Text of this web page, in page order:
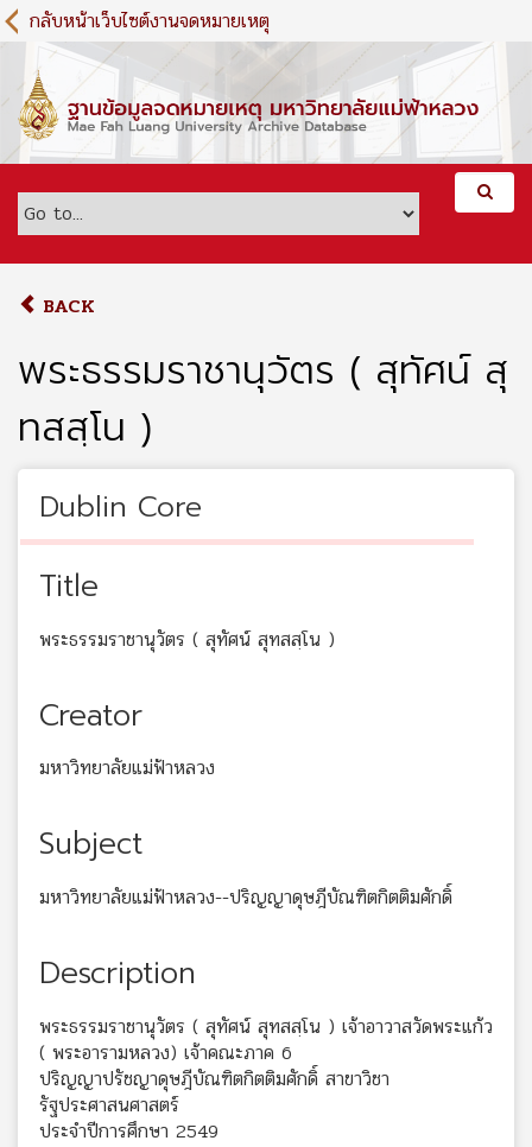
S
k
m
c
กลับหน้าเว็บไซต์งานจดหมายเหตุ
BACK
พระธรรมราชานุวัตร ( สุทัศน์ สุ
ทสสฺโน )
Dublin Core
Title
พระธรรมราชานุวัตร ( สุทัศน์ สุทสสฺโน )
Creator
มหาวิทยาลัยแม่ฟ้าหลวง
Subject
มหาวิทยาลัยแม่ฟ้าหลวง--ปริญญาดุษฎีบัณฑิตกิตติมศักดิ์
Description
พระธรรมราชานุวัตร ( สุทัศน์ สุทสสฺโน ) เจ้าอาวาสวัดพระแก้ว
( พระอารามหลวง) เจ้าคณะภาค 6
ปริญญาปรัชญาดุษฎีบัณฑิตกิตติมศักดิ์ สาขาวิชา
รัฐประศาสนศาสตร์
ประจำปีการศึกษา 2549